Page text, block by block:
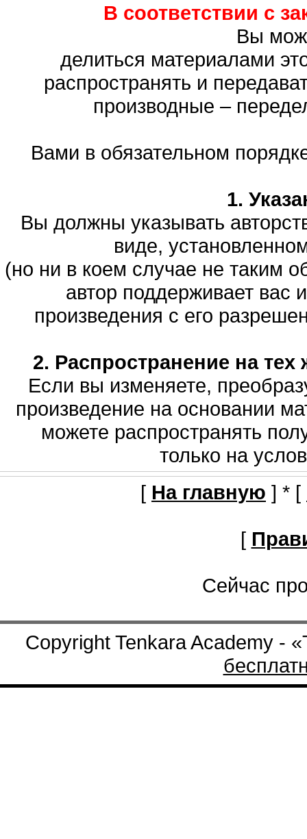
В соответствии с
Вы
делиться материалами
распространять и
производные –
Вами в обязательном
1.
Вы должны указывать
виде,
(но ни в коем случае не таким
автор поддерживает вас
произведения с его
2. Распространение на тех
Если вы изменяете,
произведение на основании
можете распространять
только на
[ На главную ] * [
[
Сейчас
Copyright Tenkara Academy -